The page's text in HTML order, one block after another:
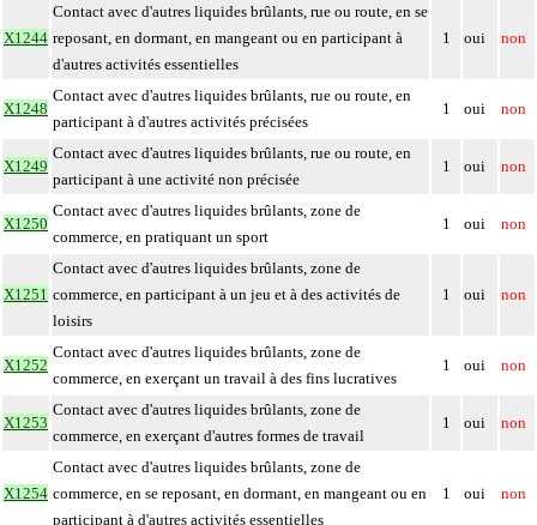
X1244
Contact avec d'autres liquides brûlants, rue ou route, en se
reposant, en dormant, en mangeant ou en participant à
d'autres activités essentielles
1 oui non
X1248
Contact avec d'autres liquides brûlants, rue ou route, en
participant à d'autres activités précisées
1 oui non
X1249
Contact avec d'autres liquides brûlants, rue ou route, en
participant à une activité non précisée
1 oui non
X1250
Contact avec d'autres liquides brûlants, zone de
commerce, en pratiquant un sport
1 oui non
X1251
Contact avec d'autres liquides brûlants, zone de
commerce, en participant à un jeu et à des activités de
loisirs
1 oui non
X1252
Contact avec d'autres liquides brûlants, zone de
commerce, en exerçant un travail à des fins lucratives
1 oui non
X1253
Contact avec d'autres liquides brûlants, zone de
commerce, en exerçant d'autres formes de travail
1 oui non
X1254
Contact avec d'autres liquides brûlants, zone de
commerce, en se reposant, en dormant, en mangeant ou en
participant à d'autres activités essentielles
1 oui non